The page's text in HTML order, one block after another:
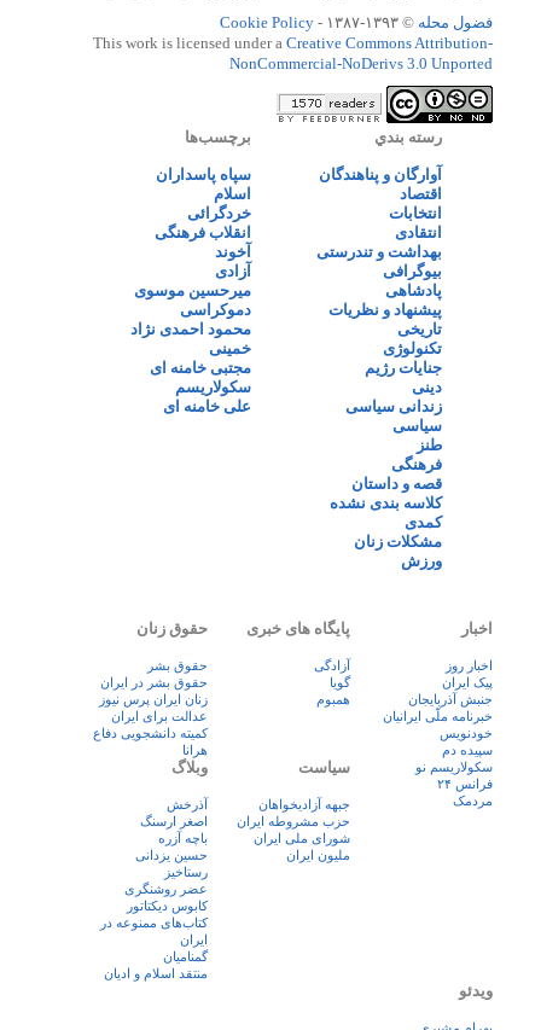
فضول محله © ۱۳۹۳-۱۳۸۷ -
Cookie Policy
This work is licensed under a Creative Commons Attribution-
NonCommercial-NoDerivs 3.0 Unported
رسته بندي
آوارگان و پناهندگان
اقتصاد
انتخابات
انتقادی
بهداشت و تندرستی
بیوگرافی
پادشاهی
پیشنهاد و نظریات
تاریخی
تکنولوژی
جنایات رژیم
دینی
زندانی سیاسی
سیاسی
طنز
فرهنگی
قصه و داستان
کلاسه بندی نشده
کمدی
مشکلات زنان
ورزش
برچسب‌ها
سپاه پاسداران
اسلام
خردگرائی
انقلاب فرهنگی
آخوند
آزادی
میرحسین موسوی
دموکراسی
محمود احمدی نژاد
خمینی
مجتبی خامنه ای
سکولاریسم
علی خامنه ای
اخبار
اخبار روز
پيک ايران
جنبش آذربایجان
خبرنامه ملّی ایرانیان
خودنویس
سپیده دم
سکولاریسم نو
فرانس ۲۴
مردمک
پایگاه های خبری
آزادگی
گویا
همبوم
حقوق زنان
حقوق بشر
حقوق بشر در ایران
زنان ايران پرس نيوز
عدالت برای ایران
کمیته دانشجویی دفاع
هرانا
سیاست
جبهه آزادیخواهان
حزب مشروطه ایران
شورای ملی ایران
ملیون ایران
وبلاگ
آذرخش
اصغر ارسنگ
باچه آزره
حسین یزدانی
رستاخیز
عضر روشنگری
کابوس دیکتاتور
کتاب‌های ممنوعه در
ایران
گمنامیان
منتقد اسلام و ادیان
ویدئو
بهرام مشیری